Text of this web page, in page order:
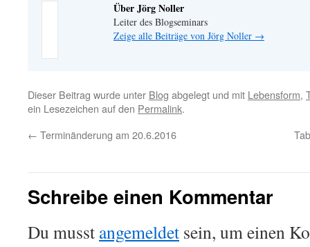
Über Jörg Noller
Leiter des Blogseminars
Zeige alle Beiträge von Jörg Noller →
Dieser Beitrag wurde unter Blog abgelegt und mit Lebensform,
ein Lesezeichen auf den Permalink.
← Terminänderung am 20.6.2016
Schreibe einen Kommentar
Du musst angemeldet sein, um einen